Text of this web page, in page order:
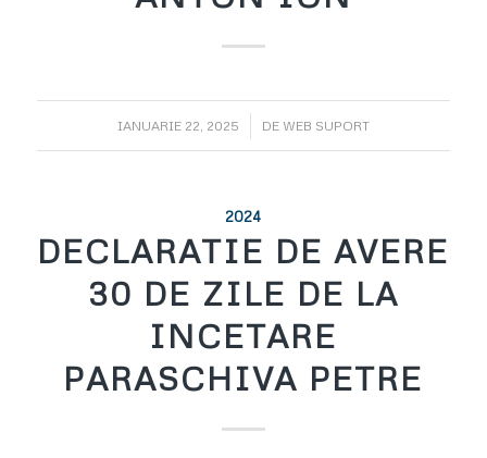
IANUARIE 22, 2025
/ DE WEB SUPORT
2024
DECLARATIE DE AVERE
30 DE ZILE DE LA
INCETARE
PARASCHIVA PETRE